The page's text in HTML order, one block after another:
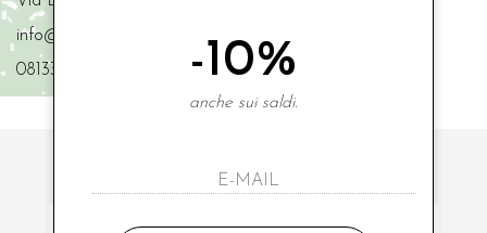
info@scaglionebimbi.com
0813331162
ISCRIVITI ALLA NOSTRA NEWSLETTER
-10%
anche sui saldi.